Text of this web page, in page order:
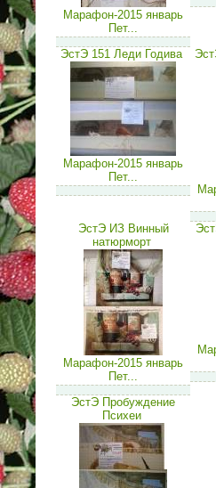
Марафон-2015 январь
Пет...
ЭстЭ 151 Леди Годива
Марафон-2015 январь
Пет...
ЭстЭ ИЗ Винный
натюрморт
Марафон-2015 январь
Пет...
ЭстЭ Пробуждение
Психеи